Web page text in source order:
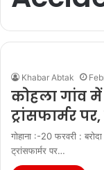
Khabar Abtak
कोहला गांव
ट्रांसफार्मर
गोहाना :-20 फरवरी :
ट्रांसफार्मर पर…